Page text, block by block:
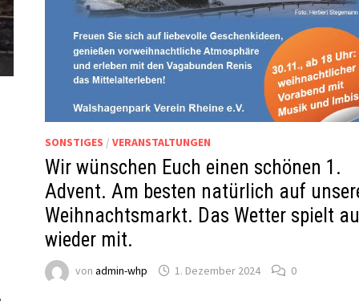
SONSTIGES / VERANSTALTUNGEN
Wir wünschen Euch einen schönen 1.
Advent. Am besten natürlich auf
Weihnachtsmarkt. Das Wetter spielt
wieder mit.
von admin-whp 1. Dezember 2024 0